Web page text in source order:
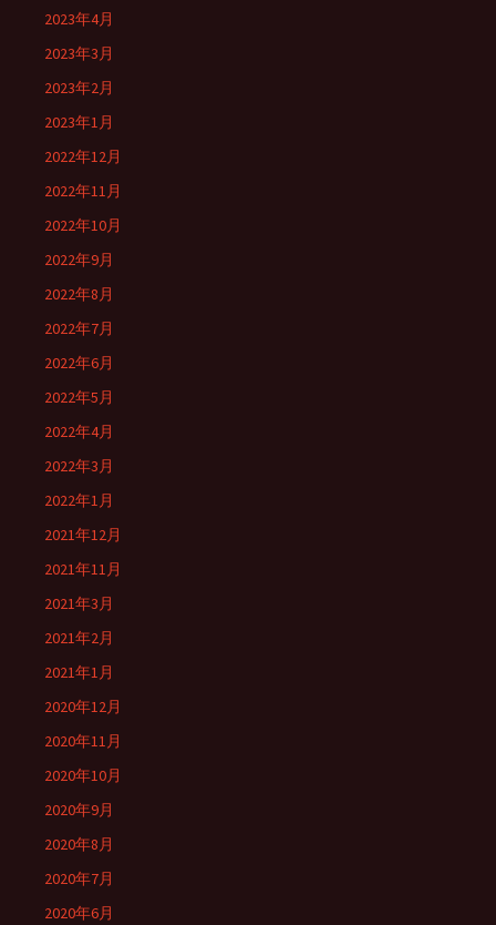
2023年4月
2023年3月
2023年2月
2023年1月
2022年12月
2022年11月
2022年10月
2022年9月
2022年8月
2022年7月
2022年6月
2022年5月
2022年4月
2022年3月
2022年1月
2021年12月
2021年11月
2021年3月
2021年2月
2021年1月
2020年12月
2020年11月
2020年10月
2020年9月
2020年8月
2020年7月
2020年6月